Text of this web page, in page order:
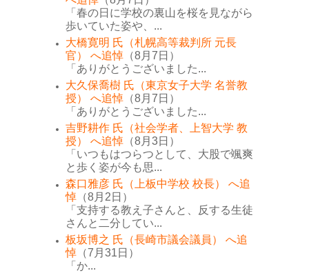
「春の日に学校の裏山を桜を見ながら
歩いていた姿や、...
大橋寛明 氏（札幌高等裁判所 元長
官） へ追悼 （8月7日）
「ありがとうございました...
大久保喬樹 氏（東京女子大学 名誉教
授） へ追悼 （8月7日）
「ありがとうございました...
吉野耕作 氏（社会学者、上智大学 教
授） へ追悼 （8月3日）
「いつもはつらつとして、大股で颯爽
と歩く姿が今も思...
森口雅彦 氏（上板中学校 校長） へ追
悼 （8月2日）
「支持する教え子さんと、反する生徒
さんと二分してい...
板坂博之 氏（長崎市議会議員） へ追
悼 （7月31日）
「か...